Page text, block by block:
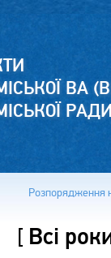
ВА
Розпорядження
[ Всі